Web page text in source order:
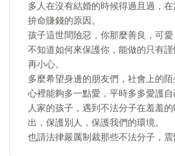
多人在沒有結婚的時候得過且過，在
拚命賺錢的原因。
孩子這世間險惡，你那麼善良，可
不知道如何來保護你，能做的只有
再小心。
多麼希望身邊的朋友們，社會上的
心裡能夠多一點愛，平時多多愛護自
人家的孩子，遇到不法分子在羞羞
出，保護別人，保護我們的環境。
也請法律嚴厲制裁那些不法分子，震